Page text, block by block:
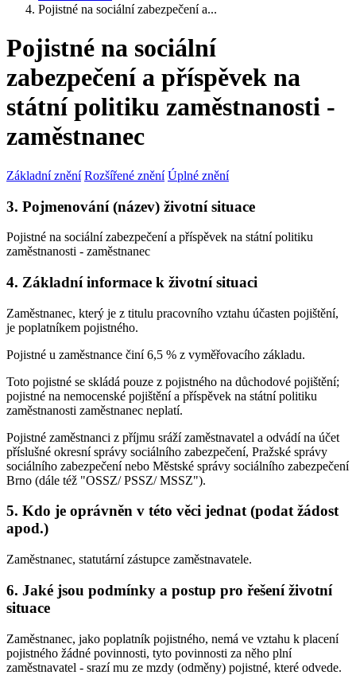
Pojistné na sociální zabezpečení a...
Pojistné na sociální
zabezpečení a příspěvek na
státní politiku zaměstnanosti -
zaměstnanec
Základní znění Rozšířené znění Úplné znění
3. Pojmenování (název) životní situace
Pojistné na sociální zabezpečení a příspěvek na státní politiku
zaměstnanosti - zaměstnanec
4. Základní informace k životní situaci
Zaměstnanec, který je z titulu pracovního vztahu účasten pojištění,
je poplatníkem pojistného.
Pojistné u zaměstnance činí 6,5 % z vyměřovacího základu.
Toto pojistné se skládá pouze z pojistného na důchodové pojištění;
pojistné na nemocenské pojištění a příspěvek na státní politiku
zaměstnanosti zaměstnanec neplatí.
Pojistné zaměstnanci z příjmu sráží zaměstnavatel a odvádí na účet
příslušné okresní správy sociálního zabezpečení, Pražské správy
sociálního zabezpečení nebo Městské správy sociálního zabezpečení
Brno (dále též "OSSZ/ PSSZ/ MSSZ").
5. Kdo je oprávněn v této věci jednat (podat žádost
apod.)
Zaměstnanec, statutární zástupce zaměstnavatele.
6. Jaké jsou podmínky a postup pro řešení životní
situace
Zaměstnanec, jako poplatník pojistného, nemá ve vztahu k placení
pojistného žádné povinnosti, tyto povinnosti za něho plní
zaměstnavatel - srazí mu ze mzdy (odměny) pojistné, které odvede.